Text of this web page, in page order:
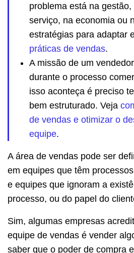
problema está na
serviço, na economia ou
estratégias para adaptar
práticas de vendas.
A missão de um
durante o processo
isso aconteça é preciso
bem estruturado. Veja
de vendas e otimizar o
equipe.
A área de vendas pode ser
em equipes que têm
e equipes que ignoram a
processo, ou do papel do
Sim, algumas empresas
equipe de vendas é vender
saber que o poder de compra